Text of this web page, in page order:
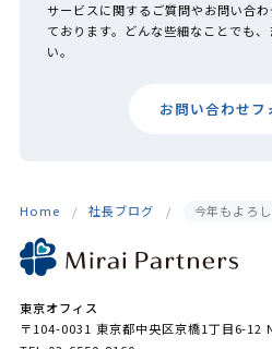
サービスに関するご質問やお問い合
ております。どんな些細なことでも
い。
お問い合わせフ
Home 社長ブログ 今年もよろ
東京オフィス
〒104-0031 東京都中央区京橋1丁目6-12